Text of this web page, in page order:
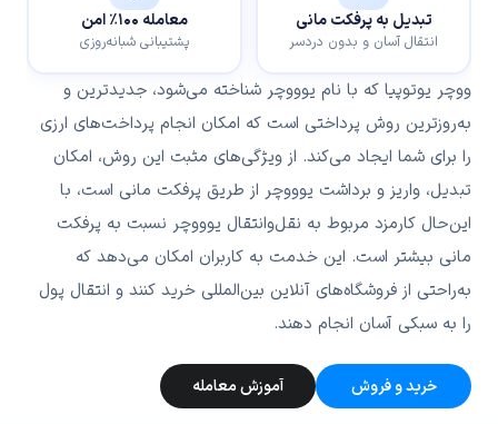
تبدیل به پرفکت مانی
انتقال آسان و بدون دردسر
معامله ۱۰۰٪ امن
پشتیبانی شبانه‌روزی
ووچر یوتوپیا که با نام یوووچر شناخته می‌شود، جدیدترین و
به‌روزترین روش پرداختی است که امکان انجام پرداخت‌های ارزی
را برای شما ایجاد می‌کند. از ویژگی‌های مثبت این روش، امکان
تبدیل، واریز و برداشت یوووچر از طریق پرفکت ‌مانی است، با
این‌حال کارمزد مربوط به نقل‌وانتقال یوووچر نسبت به پرفکت
مانی بیشتر است. این خدمت به کاربران امکان می‌دهد که
به‌راحتی از فروشگاه‌های آنلاین بین‌المللی خرید کنند و انتقال پول
را به سبکی آسان انجام دهند.
خرید و فروش آموزش معامله